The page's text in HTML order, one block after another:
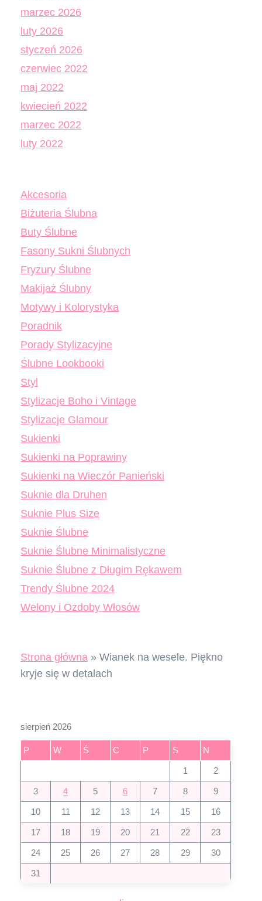
marzec 2026
luty 2026
styczeń 2026
czerwiec 2022
maj 2022
kwiecień 2022
marzec 2022
luty 2022
Akcesoria
Biżuteria Ślubna
Buty Ślubne
Fasony Sukni Ślubnych
Fryzury Ślubne
Makijaż Ślubny
Motywy i Kolorystyka
Poradnik
Porady Stylizacyjne
Ślubne Lookbooki
Styl
Stylizacje Boho i Vintage
Stylizacje Glamour
Sukienki
Sukienki na Poprawiny
Sukienki na Wieczór Panieński
Suknie dla Druhen
Suknie Plus Size
Suknie Ślubne
Suknie Ślubne Minimalistyczne
Suknie Ślubne z Długim Rękawem
Trendy Ślubne 2024
Welony i Ozdoby Włosów
Strona główna » Wianek na wesele. Piękno
kryje się w detalach
sierpień 2026
P W Ś C P S N
1 2
3 4 5 6 7 8 9
10 11 12 13 14 15 16
17 18 19 20 21 22 23
24 25 26 27 28 29 30
31